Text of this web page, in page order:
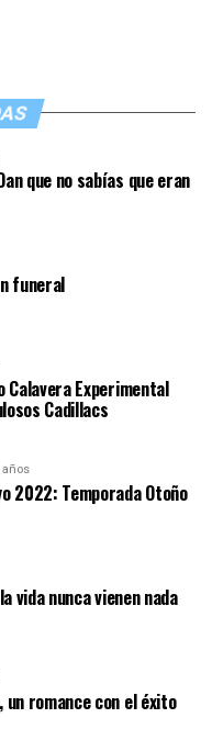
que no sabías que eran
funeral
Experimental
Cadillacs
años
2022: Temporada Otoño
vida nunca vienen nada
romance con el éxito